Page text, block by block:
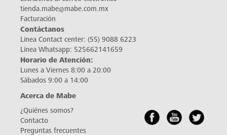
tienda.mabe@mabe.com.mx
Facturación
Contáctanos
Línea Contact center: (55) 9088 6223
Línea Whatsapp: 525662141659
Horario de Atención:
Lunes a Viernes 8:00 a 20:00
Sábados 9:00 a 14:00
Acerca de Mabe
¿Quiénes somos?
Contacto
Preguntas frecuentes